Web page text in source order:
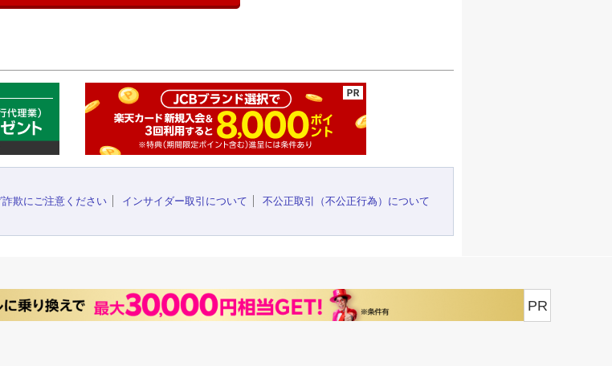
欺にご注意ください インサイダー取引について
不公正取引（不公正行為）について
PR